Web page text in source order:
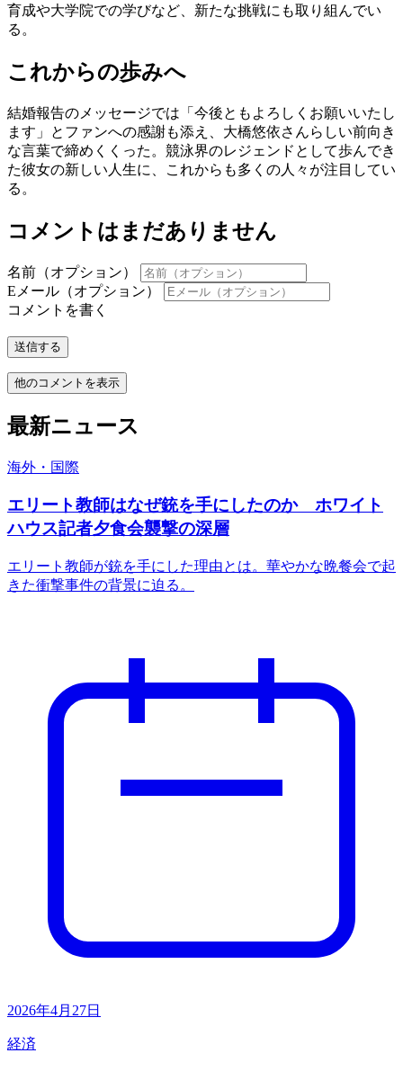
育成や大学院での学びなど、新たな挑戦にも取り組んでい
る。
これからの歩みへ
結婚報告のメッセージでは「今後ともよろしくお願いいたし
ます」とファンへの感謝も添え、大橋悠依さんらしい前向き
な言葉で締めくくった。競泳界のレジェンドとして歩んでき
た彼女の新しい人生に、これからも多くの人々が注目してい
る。
コメントはまだありません
名前（オプション）
Eメール（オプション）
コメントを書く
送信する
他のコメントを表示
最新ニュース
海外・国際
エリート教師はなぜ銃を手にしたのか ホワイト
ハウス記者夕食会襲撃の深層
エリート教師が銃を手にした理由とは。華やかな晩餐会で起
きた衝撃事件の背景に迫る。
2026年4月27日
経済